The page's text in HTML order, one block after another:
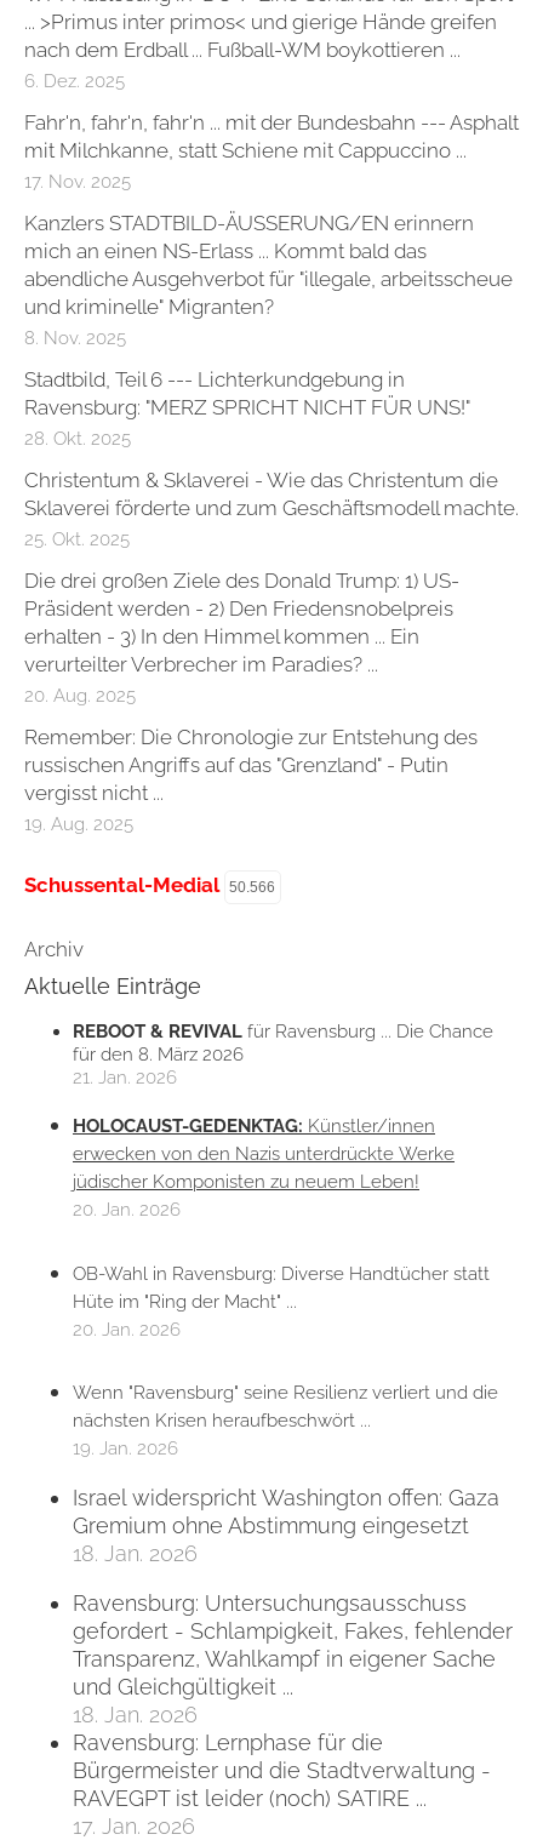
... >Primus inter primos< und gierige Hände greifen
nach dem Erdball ... Fußball-WM boykottieren ...
6. Dez. 2025
Fahr'n, fahr'n, fahr'n ... mit der Bundesbahn --- Asphalt
mit Milchkanne, statt Schiene mit Cappuccino ...
17. Nov. 2025
Kanzlers STADTBILD-ÄUSSERUNG/EN erinnern
mich an einen NS-Erlass ... Kommt bald das
abendliche Ausgehverbot für "illegale, arbeitsscheue
und kriminelle" Migranten?
8. Nov. 2025
Stadtbild, Teil 6 --- Lichterkundgebung in
Ravensburg: "MERZ SPRICHT NICHT FÜR UNS!"
28. Okt. 2025
Christentum & Sklaverei - Wie das Christentum die
Sklaverei förderte und zum Geschäftsmodell machte.
25. Okt. 2025
Die drei großen Ziele des Donald Trump: 1) US-
Präsident werden - 2) Den Friedensnobelpreis
erhalten - 3) In den Himmel kommen ... Ein
verurteilter Verbrecher im Paradies? ...
20. Aug. 2025
Remember: Die Chronologie zur Entstehung des
russischen Angriffs auf das "Grenzland" - Putin
vergisst nicht ...
19. Aug. 2025
Schussental-Medial 50.566
Archiv
Aktuelle Einträge
REBOOT & REVIVAL für Ravensburg ... Die Chance
für den 8. März 2026
21. Jan. 2026
HOLOCAUST-GEDENKTAG: Künstler/innen
erwecken von den Nazis unterdrückte Werke
jüdischer Komponisten zu neuem Leben!
20. Jan. 2026
OB-Wahl in Ravensburg: Diverse Handtücher statt
Hüte im "Ring der Macht" ...
20. Jan. 2026
Wenn "Ravensburg" seine Resilienz verliert und die
nächsten Krisen heraufbeschwört ...
19. Jan. 2026
Israel widerspricht Washington offen: Gaza
Gremium ohne Abstimmung eingesetzt
18. Jan. 2026
Ravensburg: Untersuchungsausschuss
gefordert - Schlampigkeit, Fakes, fehlender
Transparenz, Wahlkampf in eigener Sache
und Gleichgültigkeit ...
18. Jan. 2026
Ravensburg: Lernphase für die
Bürgermeister und die Stadtverwaltung -
RAVEGPT ist leider (noch) SATIRE ...
17. Jan. 2026